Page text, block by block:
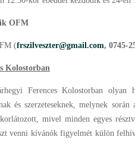
OFM
(frszilveszter@gmail.com, 0745-
Kolostorban
Ferences Kolostorban olyan
és szerzeteseknek, melynek
mivel minden egyes
venni kívánók figyelmét külön